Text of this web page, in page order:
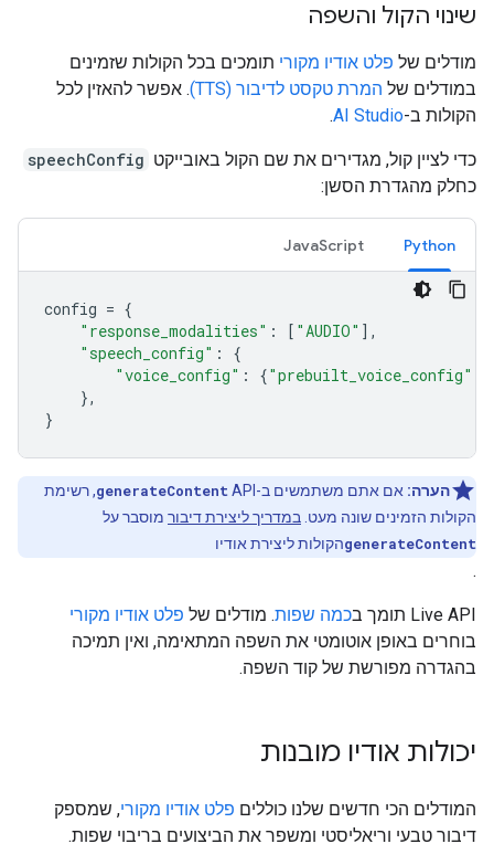
שינוי הקול והשפה
מודלים של פלט אודיו מקורי תומכים בכל הקולות שזמינים
במודלים של המרת טקסט לדיבור (TTS)
. אפשר להאזין לכל
הקולות ב-AI Studio
.
כדי לציין קול, מגדירים את שם הקול באובייקט speechConfig
כחלק מהגדרת הסשן:
Python
JavaScript
config = {
"response_modalities" : [ "AUDIO" ],
"speech_config" :
{
"voice_config" : {"prebuilt_voice_config"
},
}
הערה: אם אתם משתמשים ב-API‏ generateContent, רשימת
הקולות הזמינים שונה מעט. במדריך ליצירת דיבור מוסבר על
generateContentהקולות ליצירת אודיו
.
‫Live API תומך ב כמה שפות. מודלים של פלט אודיו מקורי
בוחרים באופן אוטומטי את השפה המתאימה, ואין תמיכה
בהגדרה מפורשת של קוד השפה.
יכולות אודיו מובנות
המודלים הכי חדשים שלנו כוללים פלט אודיו מקורי, שמספק
דיבור טבעי וריאליסטי ומשפר את הביצועים בריבוי שפות.